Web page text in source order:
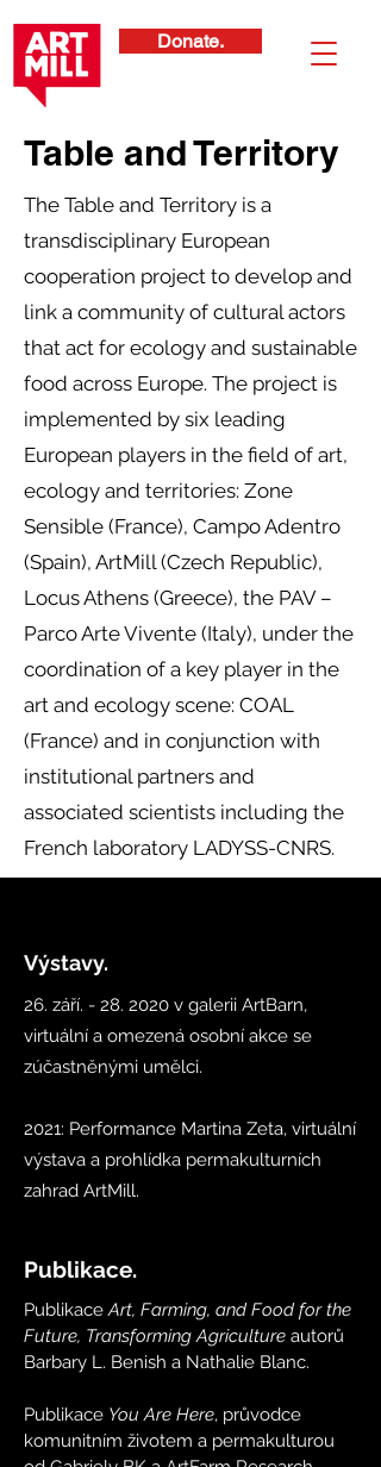
Donate.
Table and Territory
The Table and Territory is a
transdisciplinary European
cooperation project to develop and
link a community of cultural actors
that act for ecology and sustainable
food across Europe. The project is
implemented by six leading
European players in the field of art,
ecology and territories: Zone
Sensible (France), Campo Adentro
(Spain), ArtMill (Czech Republic),
Locus Athens (Greece), the PAV –
Parco Arte Vivente (Italy), under the
coordination of a key player in the
art and ecology scene: COAL
(France) and in conjunction with
institutional partners and
associated scientists including the
French laboratory LADYSS-CNRS.
Výstavy.
26. září. - 28. 2020 v galerii ArtBarn,
virtuální a omezená osobní akce se
zúčastněnými umělci.
2021: Performance Martina Zeta, virtuální
výstava a prohlídka permakulturních
zahrad ArtMill.
Publikace.
PublikaceArt, Farming, and Food for the
Future, Transforming Agriculture autorů
Barbary L. Benish a Nathalie Blanc.
Publikace You Are Here, průvodce
komunitním životem a permakulturou